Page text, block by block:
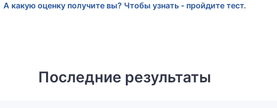
А какую оценку получите вы? Чтобы узнать - пройдите тест.
Последние результаты